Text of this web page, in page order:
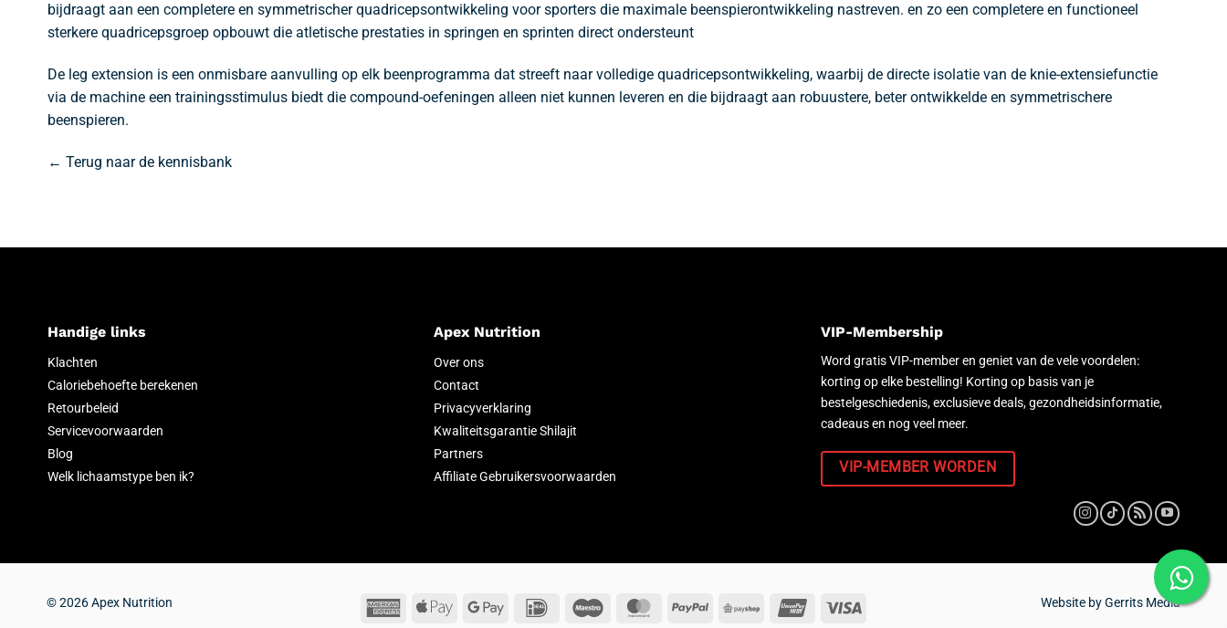
bijdraagt aan een completere en symmetrischer quadricepsontwikkeling voor sporters die maximale beenspierontwikkeling nastreven. en zo een completere en functioneel
sterkere quadricepsgroep opbouwt die atletische prestaties in springen en sprinten direct ondersteunt
De leg extension is een onmisbare aanvulling op elk beenprogramma dat streeft naar volledige quadricepsontwikkeling, waarbij de directe isolatie van de knie-extensiefunctie
via de machine een trainingsstimulus biedt die compound-oefeningen alleen niet kunnen leveren en die bijdraagt aan robuustere, beter ontwikkelde en symmetrischere
beenspieren.
← Terug naar de kennisbank
Handige links
Klachten
Caloriebehoefte berekenen
Retourbeleid
Servicevoorwaarden
Blog
Welk lichaamstype ben ik?
Apex Nutrition
Over ons
Contact
Privacyverklaring
Kwaliteitsgarantie Shilajit
Partners
Affiliate Gebruikersvoorwaarden
VIP-Membership
Word gratis VIP-member en geniet van de vele voordelen:
korting op elke bestelling! Korting op basis van je
bestelgeschiedenis, exclusieve deals, gezondheidsinformatie,
cadeaus en nog veel meer.
VIP-MEMBER WORDEN
© 2026 Apex Nutrition Website byGerrits Media